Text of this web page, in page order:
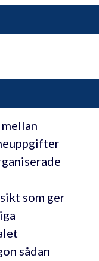
som ger
sådan